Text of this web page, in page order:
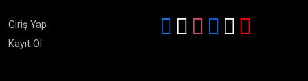
Giriş Yap
Kayıt Ol